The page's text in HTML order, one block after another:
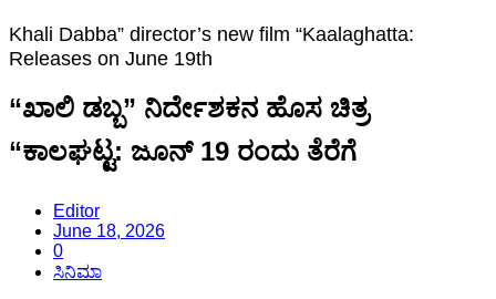
Khali Dabba” director’s new film “Kaalaghatta:
Releases on June 19th
“ಖಾಲಿ ಡಬ್ಬ” ನಿರ್ದೇಶಕನ ಹೊಸ ಚಿತ್ರ
“ಕಾಲಘಟ್ಟ: ಜೂನ್ 19 ರಂದು ತೆರೆಗೆ
Editor
June 18, 2026
0
ಸಿನಿಮಾ